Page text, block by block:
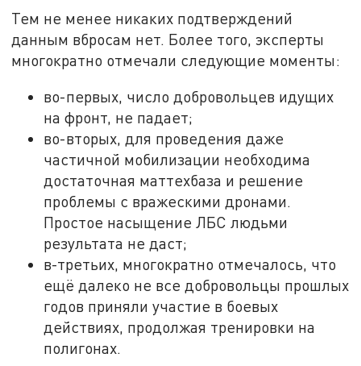
Тем не менее никаких подтверждений
данным вбросам нет. Более того, эксперты
многократно отмечали следующие моменты:
во-первых, число добровольцев идущих
на фронт, не падает;
во-вторых, для проведения даже
частичной мобилизации необходима
достаточная маттехбаза и решение
проблемы с вражескими дронами.
Простое насыщение ЛБС людьми
результата не даст;
в-третьих, многократно отмечалось, что
ещё далеко не все добровольцы прошлых
годов приняли участие в боевых
действиях, продолжая тренировки на
полигонах.